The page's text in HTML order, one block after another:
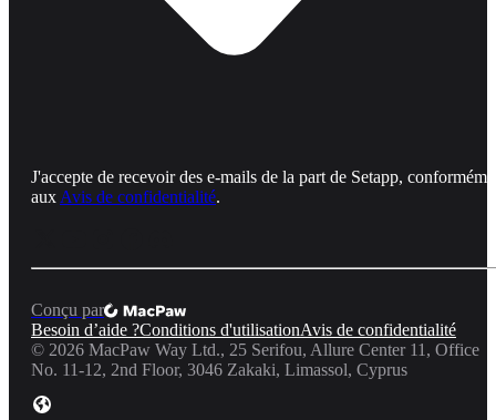
J'accepte de recevoir des e-mails de la part de Setapp,
aux Avis de confidentialité.
Conçu par
Besoin d’aide ?Conditions d'utilisationAvis de confidentialité
© 2026 MacPaw Way Ltd., 25 Serifou, Allure Center 11, Office
No. 11-12, 2nd Floor, 3046 Zakaki, Limassol, Cyprus